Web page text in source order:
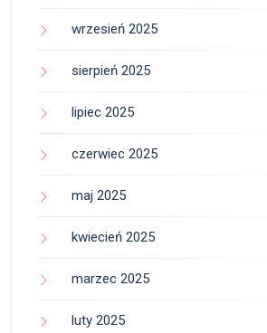
wrzesień 2025
sierpień 2025
lipiec 2025
czerwiec 2025
maj 2025
kwiecień 2025
marzec 2025
luty 2025